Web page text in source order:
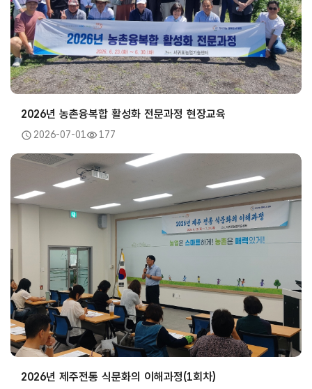
2026년 농촌융복합 활성화 전문과정 현장교육
2026-07-01 177
2026년 제주전통 식문화의 이해과정(1회차)